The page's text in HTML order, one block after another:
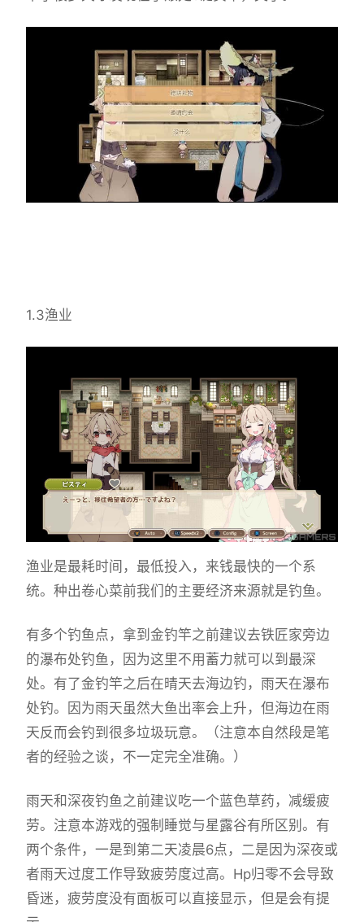
1.3渔业
渔业是最耗时间，最低投入，来钱最快的一个系
统。种出卷心菜前我们的主要经济来源就是钓鱼。
有多个钓鱼点，拿到金钓竿之前建议去铁匠家旁边
的瀑布处钓鱼，因为这里不用蓄力就可以到最深
处。有了金钓竿之后在晴天去海边钓，雨天在瀑布
处钓。因为雨天虽然大鱼出率会上升，但海边在雨
天反而会钓到很多垃圾玩意。（注意本自然段是笔
者的经验之谈，不一定完全准确。）
雨天和深夜钓鱼之前建议吃一个蓝色草药，减缓疲
劳。注意本游戏的强制睡觉与星露谷有所区别。有
两个条件，一是到第二天凌晨6点，二是因为深夜或
者雨天过度工作导致疲劳度过高。Hp归零不会导致
昏迷，疲劳度没有面板可以直接显示，但是会有提